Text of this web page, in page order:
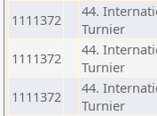
1111372
44.
Turnier
1111372
44.
Turnier
1111372
44.
Turnier